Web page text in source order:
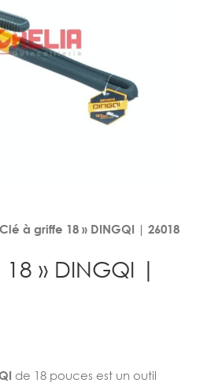
Clé à griffe 18 » DINGQI | 26018
» DINGQI |
de 18 pouces est un outil